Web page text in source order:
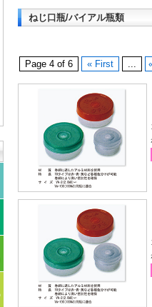
ねじ口瓶/バイアル瓶類
Page 4 of 6 « First ...